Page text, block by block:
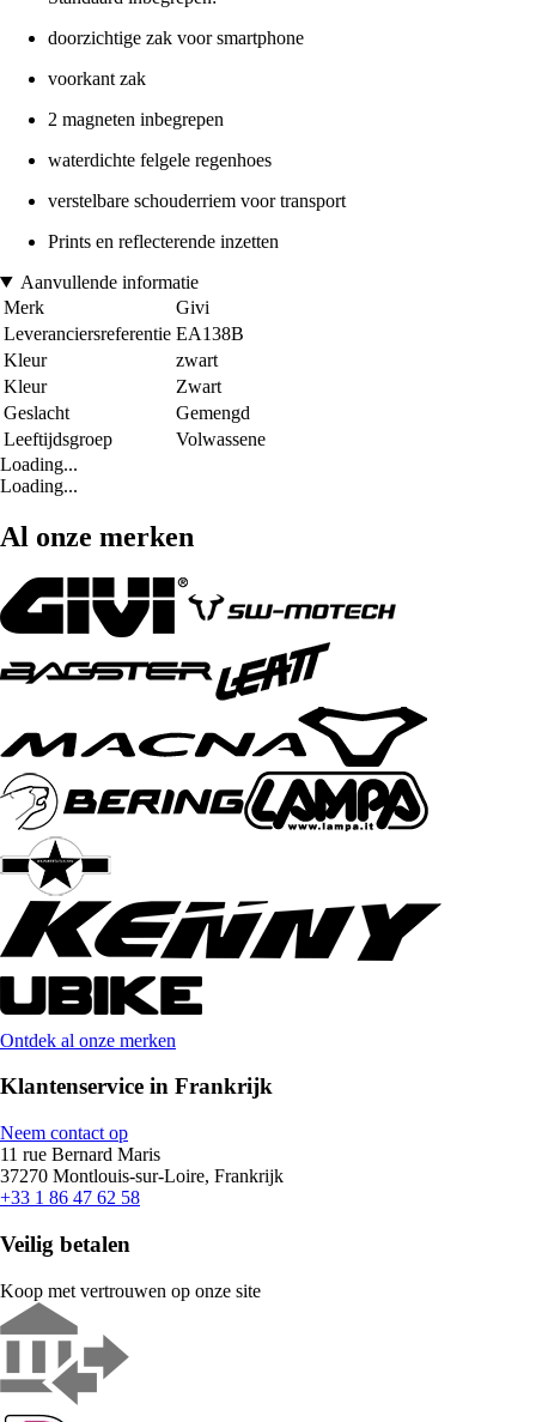
doorzichtige zak voor smartphone
voorkant zak
2 magneten inbegrepen
waterdichte felgele regenhoes
verstelbare schouderriem voor transport
Prints en reflecterende inzetten
Aanvullende informatie
Merk
Givi
Leveranciersreferentie EA138B
Kleur
zwart
Kleur
Zwart
Geslacht
Gemengd
Leeftijdsgroep
Volwassene
Loading...
Loading...
Al onze merken
Ontdek al onze merken
Klantenservice in Frankrijk
Neem contact op
11 rue Bernard Maris
37270 Montlouis-sur-Loire, Frankrijk
+33 1 86 47 62 58
Veilig betalen
Koop met vertrouwen op onze site